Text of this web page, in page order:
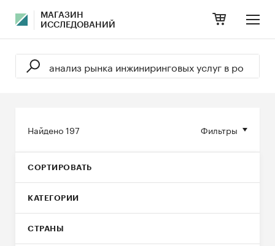
МАГАЗИН
ИССЛЕДОВАНИЙ
Фильтры
Найдено197
СОРТИРОВАТЬ
КАТЕГОРИИ
СТРАНЫ